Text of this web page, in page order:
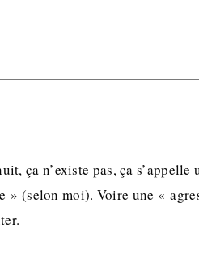
ça n’existe pas, ça s’appelle
» (selon moi). Voire une «